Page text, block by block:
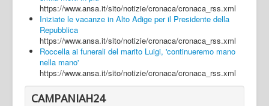
https://www.ansa.it/sito/notizie/cronaca/cronaca_rss.xml
Iniziate le vacanze in Alto Adige per il Presidente della
Repubblica
https://www.ansa.it/sito/notizie/cronaca/cronaca_rss.xml
Roccella ai funerali del marito Luigi, 'continueremo mano
nella mano'
https://www.ansa.it/sito/notizie/cronaca/cronaca_rss.xml
CAMPANIAH24